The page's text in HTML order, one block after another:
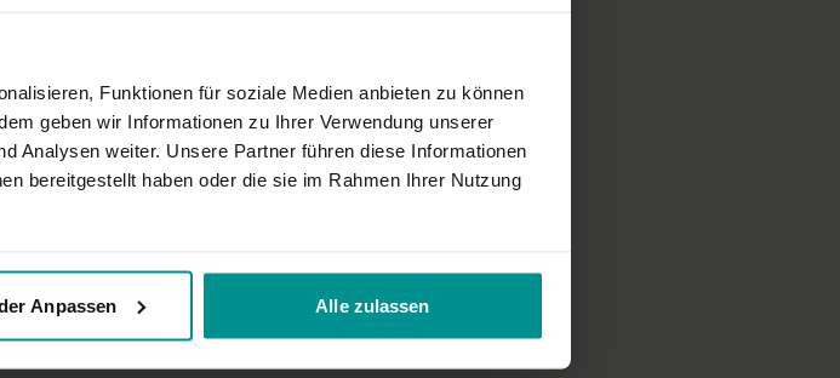
Funktionen für soziale Medien anbieten zu können
geben wir Informationen zu Ihrer Verwendung unserer
Analysen weiter. Unsere Partner führen diese Informationen
bereitgestellt haben oder die sie im Rahmen Ihrer Nutzung
Anpassen Alle zulassen
Co-Autorin: Lisa Freund
Gesang & Gitarre: Jessica Rost